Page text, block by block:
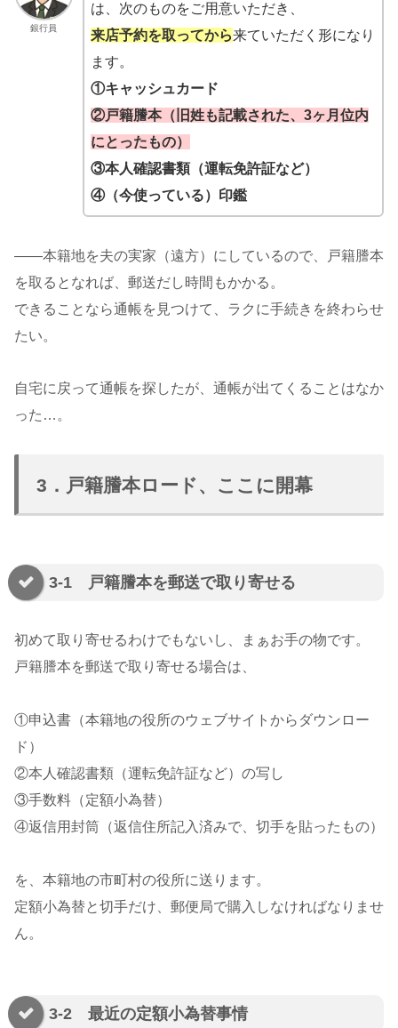
銀行員
は、次のものをご用意いただき、
来店予約を取ってから来ていただく形になり
ます。
①キャッシュカード
②戸籍謄本（旧姓も記載された、3ヶ月位内
にとったもの）
③本人確認書類（運転免許証など）
④（今使っている）印鑑
——本籍地を夫の実家（遠方）にしているので、戸籍謄本
を取るとなれば、郵送だし時間もかかる。
できることなら通帳を見つけて、ラクに手続きを終わらせ
たい。
自宅に戻って通帳を探したが、通帳が出てくることはなか
った…。
3．戸籍謄本ロード、ここに開幕
3-1 戸籍謄本を郵送で取り寄せる
初めて取り寄せるわけでもないし、まぁお手の物です。
戸籍謄本を郵送で取り寄せる場合は、
①申込書（本籍地の役所のウェブサイトからダウンロー
ド）
②本人確認書類（運転免許証など）の写し
③手数料（定額小為替）
④返信用封筒（返信住所記入済みで、切手を貼ったもの）
を、本籍地の市町村の役所に送ります。
定額小為替と切手だけ、郵便局で購入しなければなりませ
ん。
3-2 最近の定額小為替事情